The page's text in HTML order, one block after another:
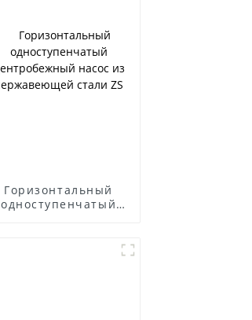
Горизонтальный
одноступенчатый